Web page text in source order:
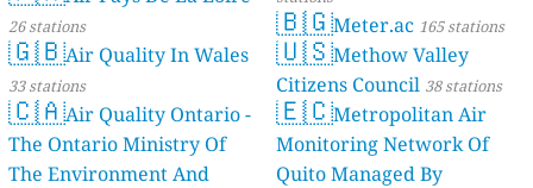
26 stations
🇬🇧Air Quality In Wales
33 stations
🇨🇦Air Quality Ontario -
The Ontario Ministry Of
The Environment And
🇧🇬Meter.ac 165 stations
🇺🇸Methow Valley
Citizens Council 38 stations
🇪🇨Metropolitan Air
Monitoring Network Of
Quito Managed By